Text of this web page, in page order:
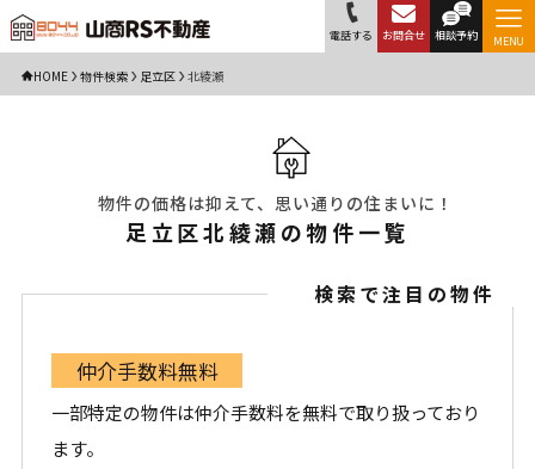
電話する お問合せ 相談予約 MENU
HOME 物件検索 足立区 北綾瀬
物件の価格は抑えて、思い通りの住まいに！
足立区北綾瀬の物件一覧
検索で注目の物件
仲介手数料無料
一部特定の物件は仲介手数料を無料で取り扱っており
ます。